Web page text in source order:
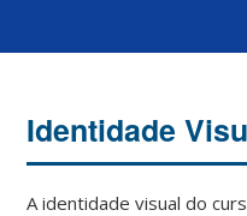
Identidade
A identidade visual do